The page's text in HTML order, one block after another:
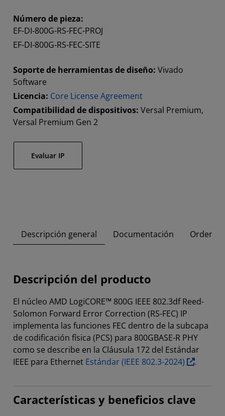
Número de pieza:
EF-DI-800G-RS-FEC-PROJ
EF-DI-800G-RS-FEC-SITE
Soporte de herramientas de diseño: Vivado
Software
Licencia: Core License Agreement
Compatibilidad de dispositivos: Versal Premium,
Versal Premium Gen 2
Evaluar IP
Descripción general Documentación Orden
Descripción del producto
El núcleo AMD LogiCORE™ 800G IEEE 802.3df Reed-
Solomon Forward Error Correction (RS-FEC) IP
implementa las funciones FEC dentro de la subcapa
de codificación física (PCS) para 800GBASE-R PHY
como se describe en la Cláusula 172 del Estándar
IEEE para Ethernet Estándar (IEEE 802.3-2024) .
Características y beneficios clave